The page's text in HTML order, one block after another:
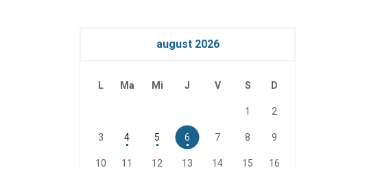
august 2026
L Ma Mi J V S D
1 2
3 4 5 6 7 8 9
10 11 12 13 14 15 16